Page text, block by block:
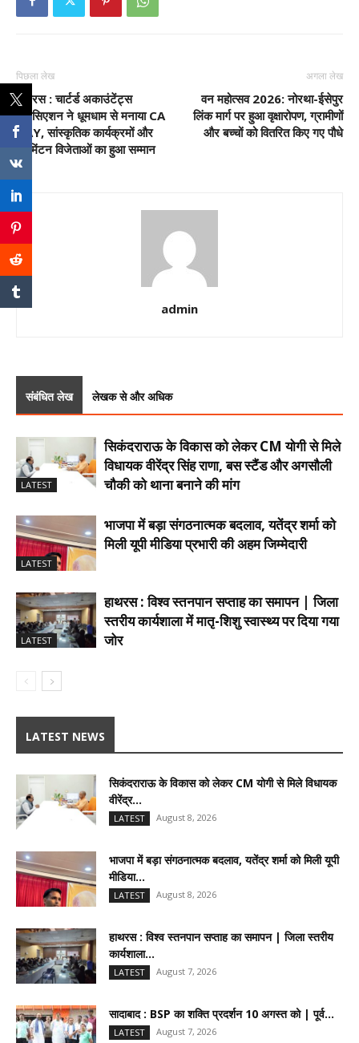
पिछला लेख
हाथरस : चार्टर्ड अकाउंटेंट्स
एसोसिएशन ने धूमधाम से मनाया CA
DAY, सांस्कृतिक कार्यक्रमों और
बैडमिंटन विजेताओं का हुआ सम्मान
अगला लेख
वन महोत्सव 2026: नोरथा-ईसेपुर
लिंक मार्ग पर हुआ वृक्षारोपण, ग्रामीणों
और बच्चों को वितरित किए गए पौधे
admin
संबंधित लेख लेखक से और अधिक
LATEST
सिकंदराराऊ के विकास को लेकर CM योगी से मिले
विधायक वीरेंद्र सिंह राणा, बस स्टैंड और अगसौली
चौकी को थाना बनाने की मांग
LATEST
भाजपा में बड़ा संगठनात्मक बदलाव, यतेंद्र शर्मा को
मिली यूपी मीडिया प्रभारी की अहम जिम्मेदारी
LATEST
हाथरस : विश्व स्तनपान सप्ताह का समापन | जिला
स्तरीय कार्यशाला में मातृ-शिशु स्वास्थ्य पर दिया गया
जोर
LATEST NEWS
सिकंदराराऊ के विकास को लेकर CM योगी से मिले विधायक
वीरेंद्र...
LATEST August 8, 2026
भाजपा में बड़ा संगठनात्मक बदलाव, यतेंद्र शर्मा को मिली यूपी
मीडिया...
LATEST August 8, 2026
हाथरस : विश्व स्तनपान सप्ताह का समापन | जिला स्तरीय
कार्यशाला...
LATEST August 7, 2026
सादाबाद : BSP का शक्ति प्रदर्शन 10 अगस्त को | पूर्व...
LATEST August 7, 2026